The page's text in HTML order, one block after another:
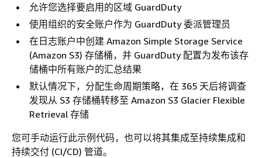
允许您选择要启用的区域 GuardDuty
使用组织的安全账户作为 GuardDuty 委派管理员
在日志账户中创建 Amazon Simple Storage Service
(Amazon S3) 存储桶，并 GuardDuty 配置为发布该存
储桶中所有账户的汇总结果
默认情况下，分配生命周期策略，在 365 天后将调查
发现从 S3 存储桶转移至 Amazon S3 Glacier Flexible
Retrieval 存储
您可手动运行此示例代码，也可以将其集成至持续集成和
持续交付 (CI/CD) 管道。